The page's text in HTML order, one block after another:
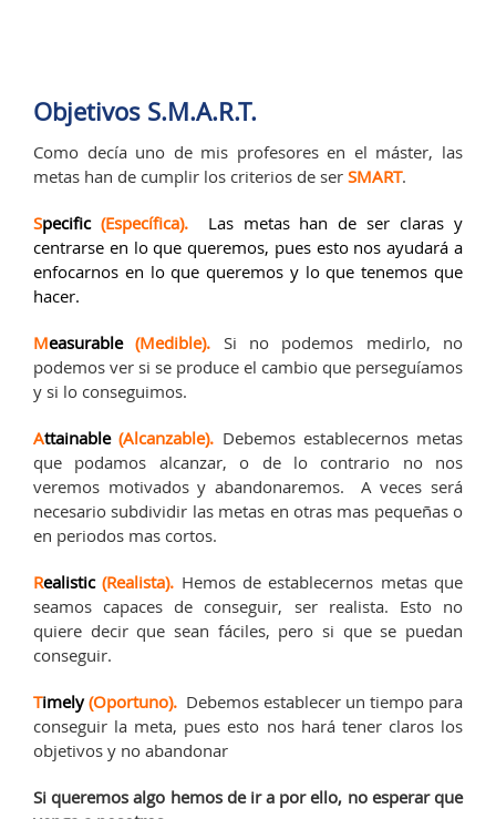
Objetivos S.M.A.R.T.
Como decía uno de mis profesores en el máster, las
metas han de cumplir los criterios de ser SMART.
Specific(Específica).
Las metas han de ser claras y
centrarse en lo que queremos, pues esto nos ayudará a
enfocarnos en lo que queremos y lo que tenemos que
hacer.
Measurable(Medible). Si no podemos medirlo, no
podemos ver si se produce el cambio que perseguíamos
y si lo conseguimos.
Attainable(Alcanzable). Debemos establecernos metas
que podamos alcanzar, o de lo contrario no nos
veremos motivados y abandonaremos. A veces será
necesario subdividir las metas en otras mas pequeñas o
en periodos mas cortos.
Realistic(Realista). Hemos de establecernos metas que
seamos capaces de conseguir, ser realista. Esto no
quiere decir que sean fáciles, pero si que se puedan
conseguir.
Timely(Oportuno). Debemos establecer un tiempo para
conseguir la meta, pues esto nos hará tener claros los
objetivos y no abandonar
Si queremos algo hemos de ir a por ello, no esperar que